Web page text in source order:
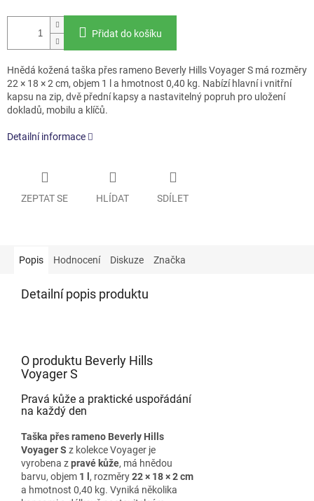
Přidat do košíku
Hnědá kožená taška přes rameno Beverly Hills Voyager S má rozměry
22 × 18 × 2 cm, objem 1 l a hmotnost 0,40 kg. Nabízí hlavní i vnitřní
kapsu na zip, dvě přední kapsy a nastavitelný popruh pro uložení
dokladů, mobilu a klíčů.
Detailní informace
ZEPTAT SE HLÍDAT SDÍLET
Popis Hodnocení Diskuze Značka
Detailní popis produktu
O produktu Beverly Hills
Voyager S
Pravá kůže a praktické uspořádání
na každý den
Taška přes rameno Beverly Hills
Voyager S z kolekce Voyager je
vyrobena zpravé kůže, má hnědou
barvu, objem 1 l , rozměry22 × 18 × 2 cm
a hmotnost 0,40 kg. Vyniká několika